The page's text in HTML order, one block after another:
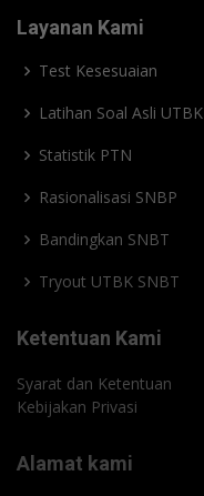
Layanan Kami
Test Kesesuaian
Latihan Soal Asli UTBK
Statistik PTN
Rasionalisasi SNBP
Bandingkan SNBT
Tryout UTBK SNBT
Ketentuan Kami
Syarat dan Ketentuan
Kebijakan Privasi
Alamat kami